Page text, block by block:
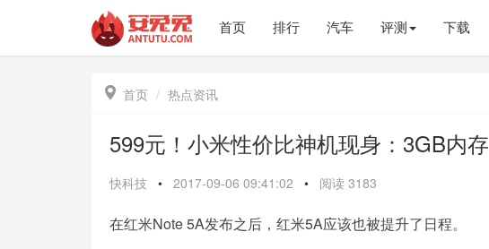
首页 排行 汽车 评测 下载
 首页 热点资讯
599元！小米性价比神机现身：3GB内存
快科技 • 2017-09-06 09:41:02 • 阅读 3183
在红米Note 5A发布之后，红米5A应该也被提升了日程。